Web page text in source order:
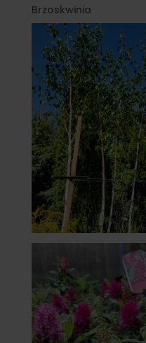
Brzoskwinia